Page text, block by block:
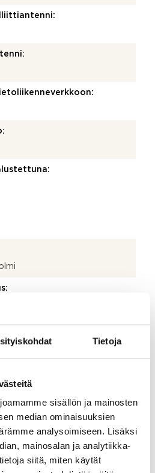
Tietoja
sisällön ja mainosten
median ominaisuuksien
analysoimiseen. Lisäksi
mainosalan ja analytiikka-
siitä, miten käytät
Oy